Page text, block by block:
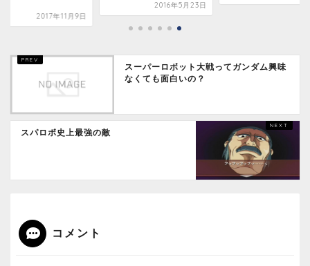
2017年11月9日
2016年5月23日
スーパーロボット大戦ってガンダム興味
なくても面白いの？
スパロボ史上最強の敵
コメント